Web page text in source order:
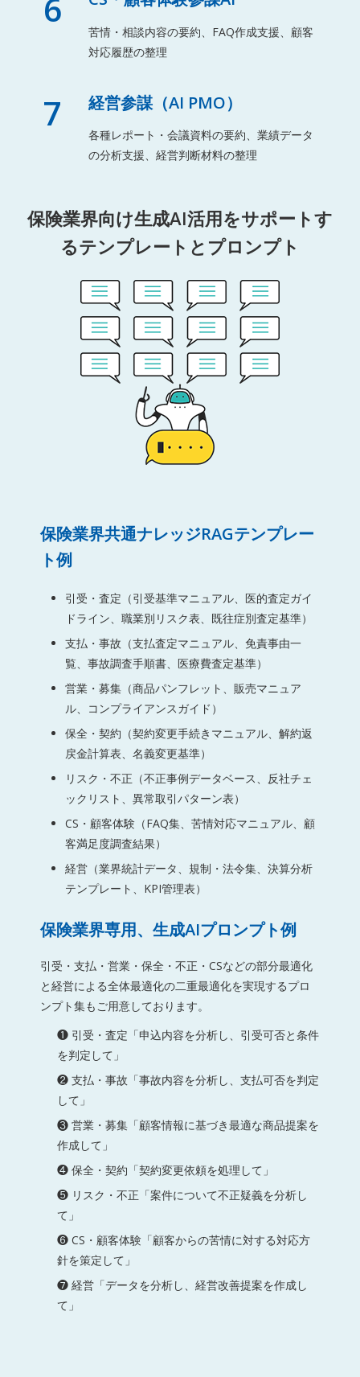
6
苦情・相談内容の要約、FAQ作成支援、顧客
対応履歴の整理
7 経営参謀（AI PMO）
各種レポート・会議資料の要約、業績データ
の分析支援、経営判断材料の整理
保険業界向け生成AI活用をサポートす
るテンプレートとプロンプト
保険業界共通ナレッジRAGテンプレー
ト例
引受・査定（引受基準マニュアル、医的査定ガイ
ドライン、職業別リスク表、既往症別査定基準）
支払・事故（支払査定マニュアル、免責事由一
覧、事故調査手順書、医療費査定基準）
営業・募集（商品パンフレット、販売マニュア
ル、コンプライアンスガイド）
保全・契約（契約変更手続きマニュアル、解約返
戻金計算表、名義変更基準）
リスク・不正（不正事例データベース、反社チェ
ックリスト、異常取引パターン表）
CS・顧客体験（FAQ集、苦情対応マニュアル、顧
客満足度調査結果）
経営（業界統計データ、規制・法令集、決算分析
テンプレート、KPI管理表）
保険業界専用、生成AIプロンプト例
引受・支払・営業・保全・不正・CSなどの部分最適化
と経営による全体最適化の二重最適化を実現するプロ
ンプト集もご用意しております。
❶ 引受・査定「申込内容を分析し、引受可否と条件
を判定して」
❷ 支払・事故「事故内容を分析し、支払可否を判定
して」
❸ 営業・募集「顧客情報に基づき最適な商品提案を
作成して」
❹ 保全・契約「契約変更依頼を処理して」
❺ リスク・不正「案件について不正疑義を分析し
て」
❻ CS・顧客体験「顧客からの苦情に対する対応方
針を策定して」
❼ 経営「データを分析し、経営改善提案を作成し
て」